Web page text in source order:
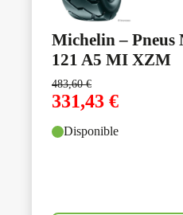
Michelin – Pneus
121 A5 MI XZM
483,60€
331,43 €
Disponible